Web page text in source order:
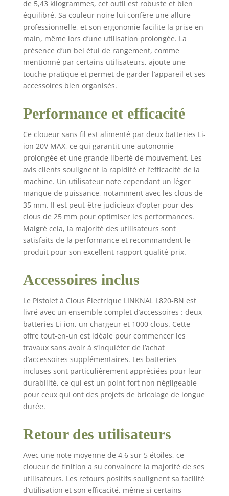
de 5,43 kilogrammes, cet outil est robuste et bien
équilibré. Sa couleur noire lui confère une allure
professionnelle, et son ergonomie facilite la prise en
main, même lors d’une utilisation prolongée. La
présence d’un bel étui de rangement, comme
mentionné par certains utilisateurs, ajoute une
touche pratique et permet de garder l’appareil et ses
accessoires bien organisés.
Performance et efficacité
Ce cloueur sans fil est alimenté par deux batteries Li-
ion 20V MAX, ce qui garantit une autonomie
prolongée et une grande liberté de mouvement. Les
avis clients soulignent la rapidité et l’efficacité de la
machine. Un utilisateur note cependant un léger
manque de puissance, notamment avec les clous de
35 mm. Il est peut-être judicieux d’opter pour des
clous de 25 mm pour optimiser les performances.
Malgré cela, la majorité des utilisateurs sont
satisfaits de la performance et recommandent le
produit pour son excellent rapport qualité-prix.
Accessoires inclus
Le Pistolet à Clous Électrique LINKNAL L820-BN est
livré avec un ensemble complet d’accessoires : deux
batteries Li-ion, un chargeur et 1000 clous. Cette
offre tout-en-un est idéale pour commencer les
travaux sans avoir à s’inquiéter de l’achat
d’accessoires supplémentaires. Les batteries
incluses sont particulièrement appréciées pour leur
durabilité, ce qui est un point fort non négligeable
pour ceux qui ont des projets de bricolage de longue
durée.
Retour des utilisateurs
Avec une note moyenne de 4,6 sur 5 étoiles, ce
cloueur de finition a su convaincre la majorité de ses
utilisateurs. Les retours positifs soulignent sa facilité
d’utilisation et son efficacité, même si certains